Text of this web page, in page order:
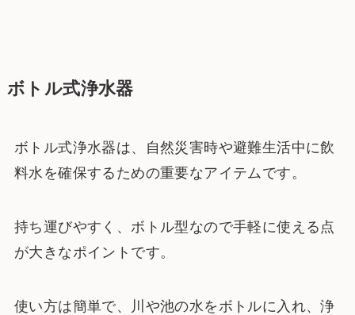
ボトル式浄水器
ボトル式浄水器は、自然災害時や避難生活中に飲
料水を確保するための重要なアイテムです。
持ち運びやすく、ボトル型なので手軽に使える点
が大きなポイントです。
使い方は簡単で、川や池の水をボトルに入れ、浄